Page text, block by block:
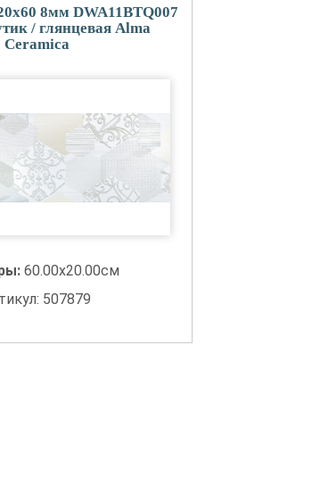
8мм DWA11BTQ007
/ глянцевая Alma
Ceramica
60.00x20.00см
507879